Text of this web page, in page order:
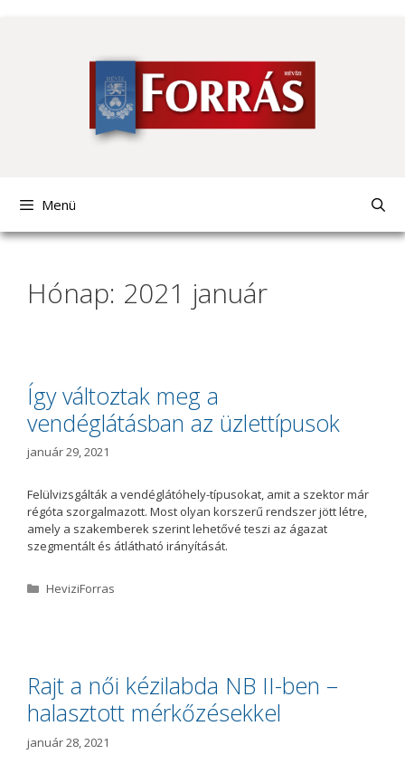
Menü
Hónap: 2021 január
Így változtak meg a
vendéglátásban az üzlettípusok
január 29, 2021
Felülvizsgálták a vendéglátóhely-típusokat, amit a szektor már
régóta szorgalmazott. Most olyan korszerű rendszer jött létre,
amely a szakemberek szerint lehetővé teszi az ágazat
szegmentált és átlátható irányítását.
K
r
i
a
HeviziForras
Rajt a női kézilabda NB II-ben –
halasztott mérkőzésekkel
január 28, 2021